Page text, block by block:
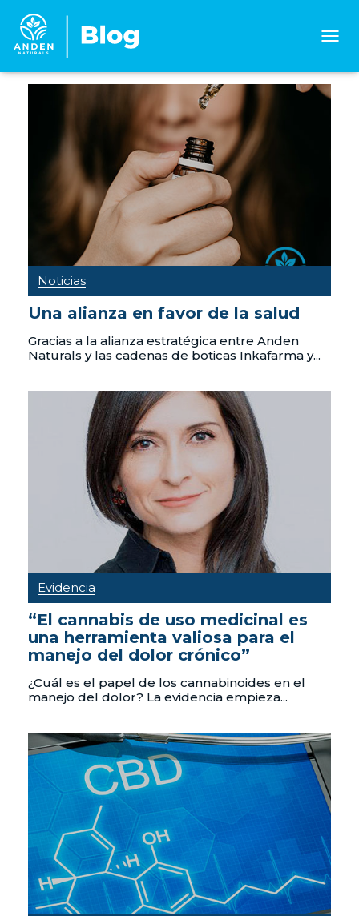
Noticias
Una alianza en favor de la salud
Gracias a la alianza estratégica entre Anden
Naturals y las cadenas de boticas Inkafarma y...
Evidencia
“El cannabis de uso medicinal es
una herramienta valiosa para el
manejo del dolor crónico”
¿Cuál es el papel de los cannabinoides en el
manejo del dolor? La evidencia empieza...